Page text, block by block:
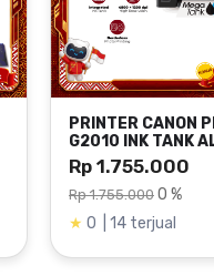
PRINTER CANON
G2010 INK TANK
Rp 1.755.000
Rp 1.755.000 0 %
★ 0 | 14 terjual